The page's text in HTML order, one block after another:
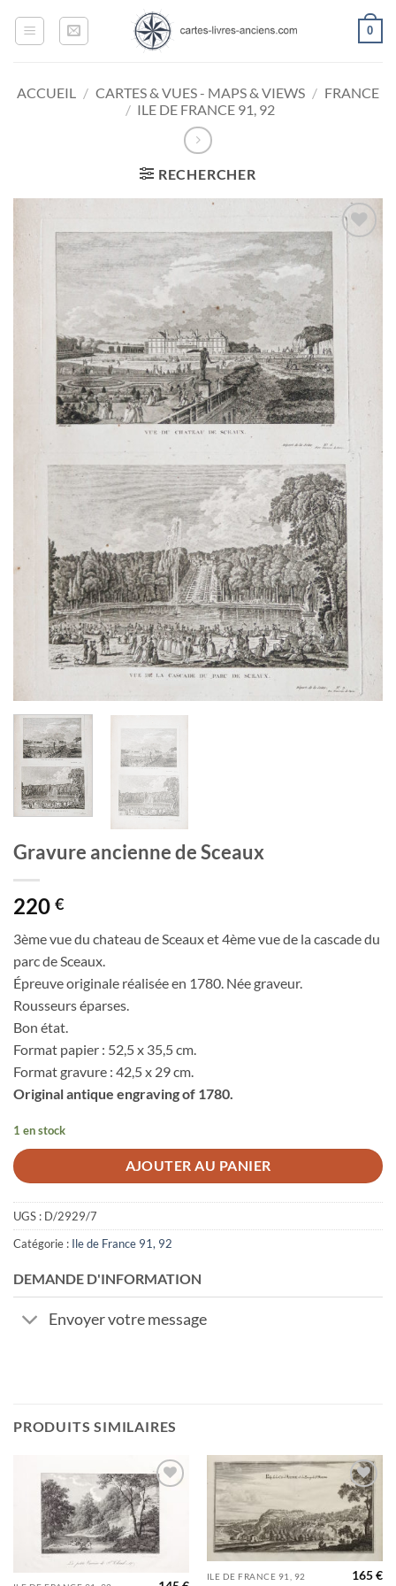
0
ACCUEIL / CARTES & VUES - MAPS & VIEWS / FRANCE
/ ILE DE FRANCE 91, 92
RECHERCHER
Ajouter
wishlist
Gravure ancienne de Sceaux
220 €
3ème vue du chateau de Sceaux et 4ème vue de la cascade du
parc de Sceaux.
Épreuve originale réalisée en 1780. Née graveur.
Rousseurs éparses.
Bon état.
Format papier : 52,5 x 35,5 cm.
Format gravure : 42,5 x 29 cm.
Original antique engraving of 1780.
1 en stock
AJOUTER AU PANIER
UGS : D/2929/7
Catégorie : Ile de France 91, 92
DEMANDE D'INFORMATION
Envoyer votre message
PRODUITS SIMILAIRES
Ajouter
à la
wishlist
Ajouter
à la
wishlist
ILE DE FRANCE 91, 92 165€